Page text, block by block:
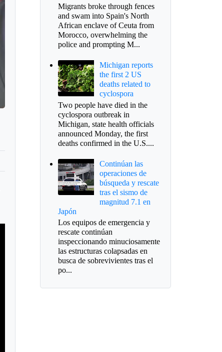
Migrants broke through fences
and swam into Spain's North
African enclave of Ceuta from
Morocco, overwhelming the
police and prompting M...
Michigan reports
the first 2 US
deaths related to
cyclospora
Two people have died in the
cyclospora outbreak in
Michigan, state health officials
announced Monday, the first
deaths confirmed in the U.S....
Continúan las
operaciones de
búsqueda y rescate
tras el sismo de
magnitud 7.1 en
Japón
Los equipos de emergencia y
rescate continúan
inspeccionando minuciosamente
las estructuras colapsadas en
busca de sobrevivientes tras el
po...